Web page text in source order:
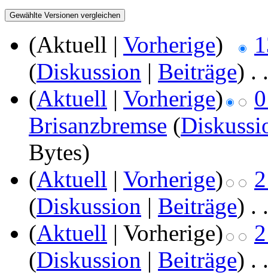
(Aktuell | Vorherige)
(Diskussion | Beiträge) . .
(Aktuell | Vorherige)
Brisanzbremse (
Bytes)
(Aktuell | Vorherige)
(Diskussion | Beiträge) . .
(Aktuell | Vorherige)
(Diskussion | Beiträge) . .